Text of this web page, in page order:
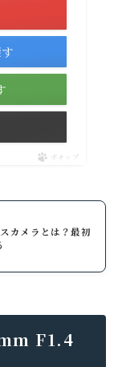
ポチップ
カメラとは？最初
F1.4